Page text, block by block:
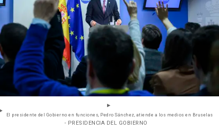
El presidente del Gobierno en funciones, Pedro Sánchez, atiende a los medios en Bruselas
- PRESIDENCIA DEL GOBIERNO